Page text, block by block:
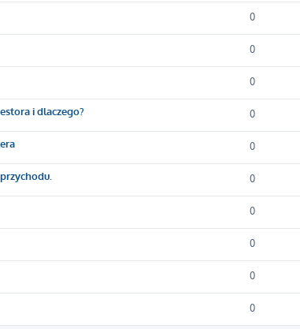
0
0
0
i dlaczego? 0
0
0
0
0
0
0